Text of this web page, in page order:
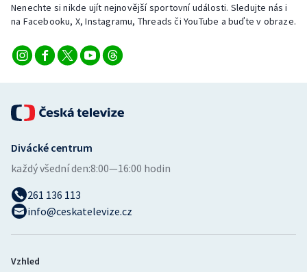
Nenechte si nikde ujít nejnovější sportovní události. Sledujte nás i
na Facebooku, X, Instagramu, Threads či YouTube a buďte v obraze.
Divácké centrum
každý všední den:8:00—16:00 hodin
261 136 113
info@ceskatelevize.cz
Vzhled